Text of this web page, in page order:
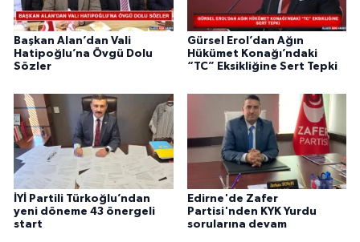
Başkan Alan’dan Vali
Hatipoğlu’na Övgü Dolu
Sözler
Gürsel Erol’dan Ağın
Hükümet Konağı’ndaki
“TC” Eksikliğine Sert Tepki
İYİ Partili Türkoğlu’ndan
yeni döneme 43 önergeli
start
Edirne'de Zafer
Partisi'nden KYK Yurdu
sorularına devam